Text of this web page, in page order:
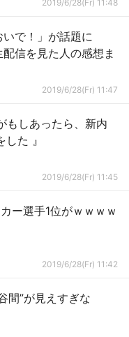
2019/6/28(Fr) 11:48
いで！」が話題に
信を見た人の感想ま
2019/6/28(Fr) 11:47
もしあったら、新内
た 』
2019/6/28(Fr) 11:45
ー選手1位がｗｗｗｗ
2019/6/28(Fr) 11:42
間”が見えすぎな